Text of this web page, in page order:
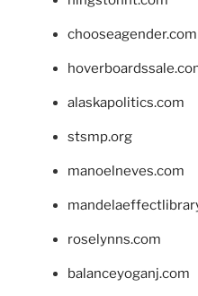
chooseagender.com
alaskapolitics.com
stsmp.org
manoelneves.com
roselynns.com
balanceyoganj.com